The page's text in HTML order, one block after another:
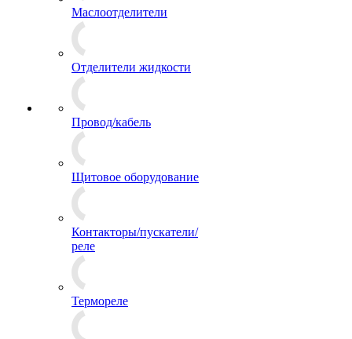
Маслоотделители
Отделители жидкости
Провод/кабель
Щитовое оборудование
Контакторы/пускатели/
реле
Термореле